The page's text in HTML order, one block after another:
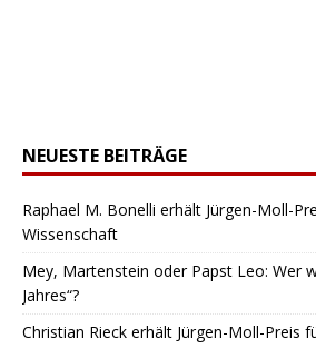
NEUESTE BEITRÄGE
Raphael M. Bonelli erhält Jürgen-Moll-
Wissenschaft
Mey, Martenstein oder Papst Leo: Wer
Jahres“?
Christian Rieck erhält Jürgen-Moll-Preis